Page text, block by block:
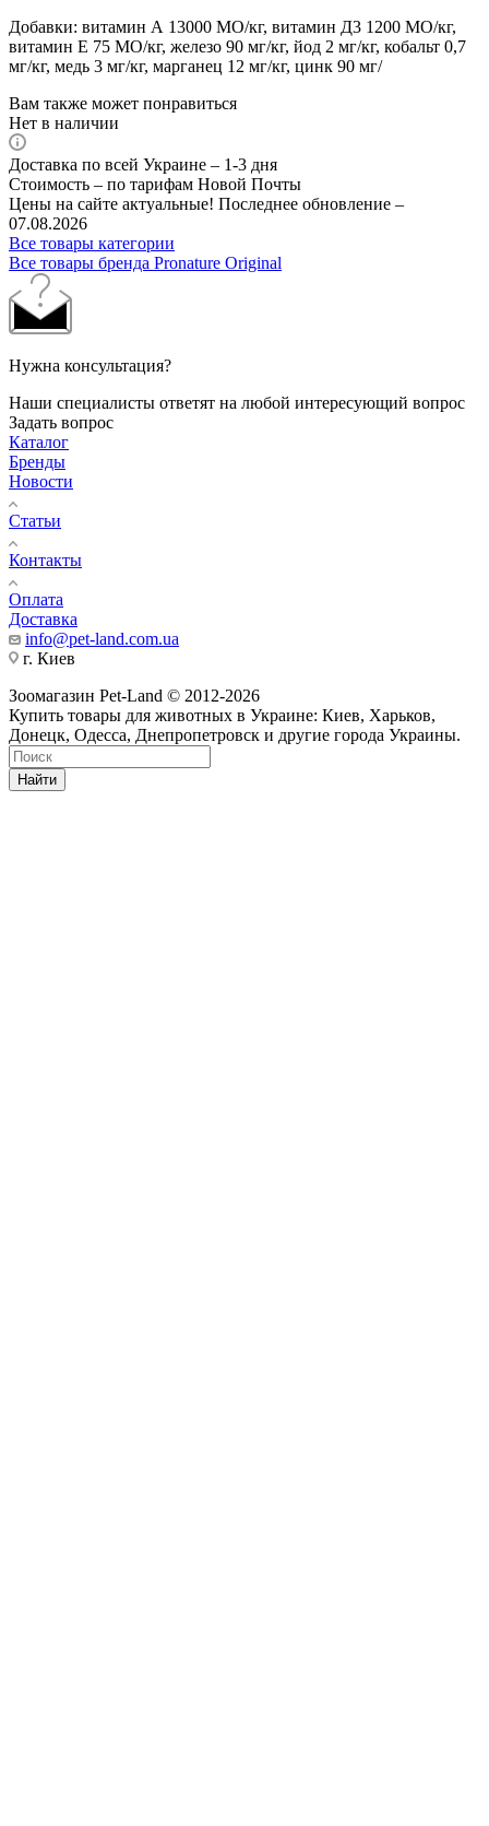
Добавки: витамин А 13000 МО/кг, витамин Д3 1200 МО/кг,
витамин Е 75 МО/кг, железо 90 мг/кг, йод 2 мг/кг, кобальт 0,7
мг/кг, медь 3 мг/кг, марганец 12 мг/кг, цинк 90 мг/
Вам также может понравиться
Нет в наличии
Доставка по всей Украине – 1-3 дня
Стоимость – по тарифам Новой Почты
Цены на сайте актуальные! Последнее обновление –
07.08.2026
Все товары категории
Все товары бренда Pronature Original
Нужна консультация?
Наши специалисты ответят на любой интересующий вопрос
Задать вопрос
Каталог
Бренды
Новости
Статьи
Контакты
Оплата
Доставка
info@pet-land.com.ua
г. Киев
Зоомагазин Pet-Land © 2012-2026
Купить товары для животных в Украине: Киев, Харьков,
Донецк, Одесса, Днепропетровск и другие города Украины.
Найти